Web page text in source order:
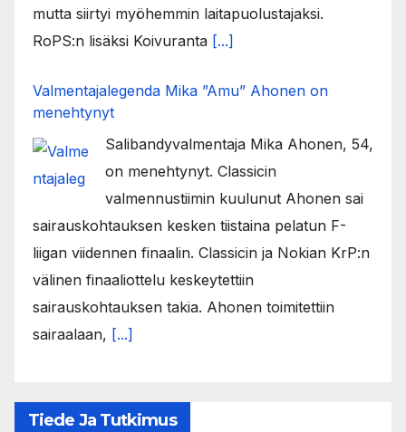
mutta siirtyi myöhemmin laitapuolustajaksi.
RoPS:n lisäksi Koivuranta [...]
Valmentajalegenda Mika ”Amu” Ahonen on
menehtynyt
Salibandyvalmentaja Mika Ahonen, 54,
on menehtynyt. Classicin
valmennustiimin kuulunut Ahonen sai
sairauskohtauksen kesken tiistaina pelatun F-
liigan viidennen finaalin. Classicin ja Nokian KrP:n
välinen finaaliottelu keskeytettiin
sairauskohtauksen takia. Ahonen toimitettiin
sairaalaan, [...]
Tiede Ja Tutkimus